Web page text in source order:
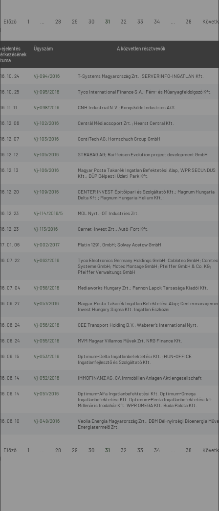
Előző 1 28 29 30 31 32 33 34 38
Ügyszám A közvetlen résztvevők
10. 24 Vj-094/2016 T-Systems Magyarország Zrt.; SERVERINFO-INGATLAN Kft.
10. 25 Vj-095/2016 Tyco International Finance S.A.; Fém- és Műanyagfeldolgozó Kft.
11. 11 Vj-098/2016 CNH Industrial N.V.; Kongskilde Industries A/S
12. 06 Vj-102/2016 Centrál Médiacsoport Zrt.; Hearst Central Kft.
12. 07 Vj-103/2016 ContiTech AG; Hornschuch Group GmbH
12. 12 Vj-105/2016 STRABAG AG; Raiffeisen Evolution project development GmbH
12. 13 Vj-106/2016
Magyar Posta Takarék Ingatlan Befektetési Alap, WPR SECUNDUS
Kft.; DÜP Délpesti Üzleti Park Kft.
12. 20 Vj-109/2016
CENTER INVEST Építőipari és Szolgáltató Kft.; Magnum Hungaria
Delta Kft.; Magnum Hungaria Helium Kft.;
12. 23 Vj-114/2016/5 MOL Nyrt.; OT Industries Zrt.
12. 23 Vj-113/2016 Carnet-Invest Zrt.; Autó-Fort Kft.
01. 06 Vj-002/2017 Platin 1291. GmbH; Solvay Acetow GmbH
07. 22 Vj-062/2016
Tyco Electronics Germany Holdings GmbH; Cablotec GmbH; Comtec
Systeme GmbH; Motec Montage GmbH; Pfeiffer GmbH & Co. KG;
Pfeiffer Verwaltungs GmbH
07. 04 Vj-058/2016 Mediaworks Hungary Zrt.; Pannon Lapok Társasága Kiadói Kft.
06. 27 Vj-057/2016
Magyar Posta Takarék Ingatlan Befektetési Alap;
Invest Hungary Sigma Kft. Ingatlan Eszközei
06. 24 Vj-056/2016 CEE Transport Holding B.V.; Waberer’s International Nyrt.
06. 24 Vj-055/2016 MVM Magyar Villamos Művek Zrt. NRG Finance Kft.
06. 15 Vj-053/2016
Optimum-Delta Ingatlanbefektetési Kft.; HUN-OFFICE
Ingatlanfejlesztő és Szolgáltató Kft.
06. 14 Vj-052/2016 IMMOFINANZ AG; CA Immobilien Anlagen Aktiengesellschaft
06. 14 Vj-051/2016
Optimum-Alfa Ingatlanbefektetési Kft. Optimum-Omega
Ingatlanbefektetési Kft. Optimum-Penta Ingatlanbefektetési kft.
Millenáris Irodaház Kft. WPR OMEGA Kft. Buda Palota Kft.
06. 10 Vj-048/2016
Veolia Energia Magyarország Zrt.; DBM Dél-nyírségi Bioenergia
Energiatermelő Zrt.
Előző 1 28 29 30 31 32 33 34 38